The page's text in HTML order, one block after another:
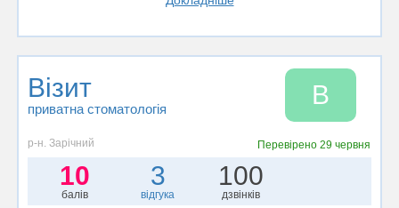
Візит
приватна стоматологія В
р-н. Зарічний Перевірено29 червня
10
балів
3
відгука
100
дзвінків